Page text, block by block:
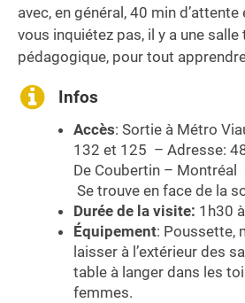
avec, en général, 40 min
vous inquiétez pas, il y a une
pédagogique, pour tout
Infos
Accès: Sortie à Métro
132 et 125 – Adresse:
De Coubertin –
Se trouve en face de la
Durée de la visite: 1h30
Équipement: Poussette,
laisser à l’extérieur des
table à langer dans les
femmes.